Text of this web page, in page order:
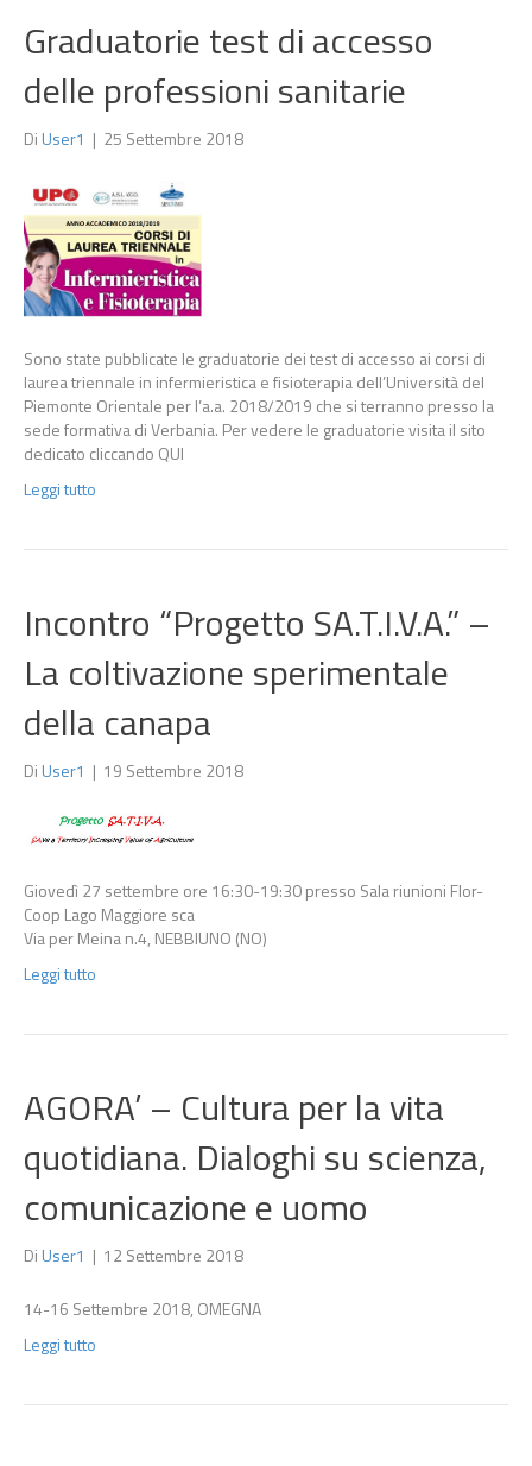
Graduatorie test di accesso
delle professioni sanitarie
DiUser1 | 25 Settembre 2018
Sono state pubblicate le graduatorie dei test di accesso ai corsi di
laurea triennale in infermieristica e fisioterapia dell’Università del
Piemonte Orientale per l’a.a. 2018/2019 che si terranno presso la
sede formativa di Verbania. Per vedere le graduatorie visita il sito
dedicato cliccando QUI
Leggi tutto
Incontro “Progetto SA.T.I.V.A.” –
La coltivazione sperimentale
della canapa
DiUser1 | 19 Settembre 2018
Giovedì 27 settembre ore 16:30-19:30 presso Sala riunioni Flor-
Coop Lago Maggiore sca
Via per Meina n.4, NEBBIUNO (NO)
Leggi tutto
AGORA’ – Cultura per la vita
quotidiana. Dialoghi su scienza,
comunicazione e uomo
DiUser1 | 12 Settembre 2018
14-16 Settembre 2018, OMEGNA
Leggi tutto